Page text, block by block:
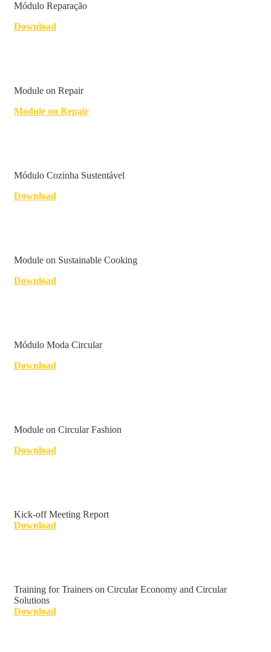
Módulo Reparação
Download
Module on Repair
Module on Repair
Módulo Cozinha Sustentável
Download
Module on Sustainable Cooking
Download
Módulo Moda Circular
Download
Module on Circular Fashion
Download
Kick-off Meeting Report
Download
Training for Trainers on Circular Economy and Circular
Solutions
Download